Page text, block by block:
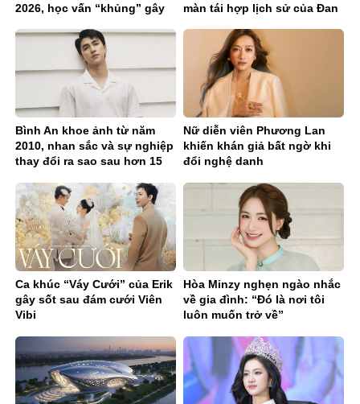
2026, học vấn “khủng” gây
màn tái hợp lịch sử của Đan
Bình An khoe ảnh từ năm
2010, nhan sắc và sự nghiệp
thay đổi ra sao sau hơn 15
Nữ diễn viên Phương Lan
khiến khán giả bất ngờ khi
đổi nghệ danh
Ca khúc “Váy Cưới” của Erik
gây sốt sau đám cưới Viên
Vibi
Hòa Minzy nghẹn ngào nhắc
về gia đình: “Đó là nơi tôi
luôn muốn trở về”